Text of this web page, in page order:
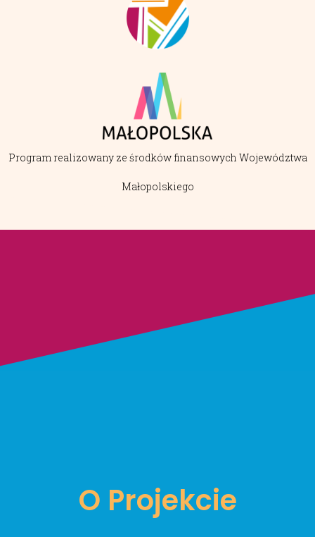
Program realizowany ze środków finansowych Województwa
Małopolskiego
O Projekcie